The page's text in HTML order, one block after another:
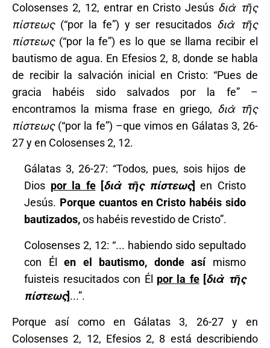
Colosenses 2, 12, entrar en Cristo Jesús διὰ τῆς
πίστεως(“por la fe”) y ser resucitados διὰ τῆς
πίστεως(“por la fe”) es lo que se llama recibir el
bautismo de agua. En Efesios 2, 8, donde se habla
de recibir la salvación inicial en Cristo: “Pues de
gracia habéis sido salvados por la fe” –
encontramos la misma frase en griego, διὰ τῆς
πίστεως(“por la fe”) –que vimos en Gálatas 3, 26-
27 y en Colosenses 2, 12.
Gálatas 3, 26-27: “Todos, pues, sois hijos de
Dios por la fe[διὰ τῆς πίστεως] en Cristo
Jesús. Porque cuantos en Cristo habéis sido
bautizados,os habéis revestido de Cristo”.
Colosenses 2, 12: “... habiendo sido sepultado
con Élen el bautismo, donde asímismo
fuisteis resucitados con Él por la fe [διὰ τῆς
πίστεως]...”.
Porque así como en Gálatas 3, 26-27 y en
Colosenses 2, 12, Efesios 2, 8 está describiendo